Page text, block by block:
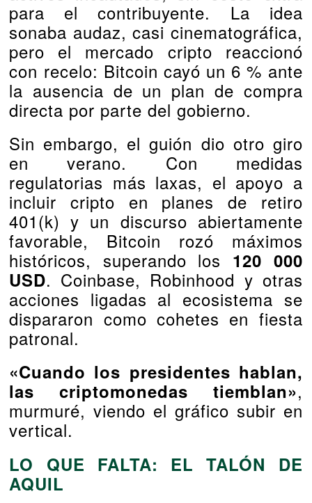
para el contribuyente. La idea
sonaba audaz, casi cinematográfica,
pero el mercado cripto reaccionó
con recelo: Bitcoin cayó un 6 % ante
la ausencia de un plan de compra
directa por parte del gobierno.
Sin embargo, el guión dio otro giro
en verano. Con medidas
regulatorias más laxas, el apoyo a
incluir cripto en planes de retiro
401(k) y un discurso abiertamente
favorable, Bitcoin rozó máximos
históricos, superando los 120 000
USD. Coinbase, Robinhood y otras
acciones ligadas al ecosistema se
dispararon como cohetes en fiesta
patronal.
«Cuando los presidentes hablan,
las criptomonedas tiemblan»,
murmuré, viendo el gráfico subir en
vertical.
LO QUE FALTA: EL TALÓN DE
AQUIL